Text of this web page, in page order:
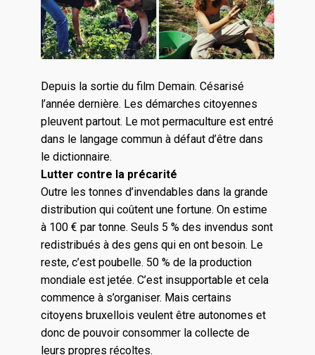
Depuis la sortie du film Demain. Césarisé
l’année dernière. Les démarches citoyennes
pleuvent partout. Le mot permaculture est entré
dans le langage commun à défaut d’être dans
le dictionnaire.
Lutter contre la précarité
Outre les tonnes d’invendables dans la grande
distribution qui coûtent une fortune. On estime
à 100 € par tonne. Seuls 5 % des invendus sont
redistribués à des gens qui en ont besoin. Le
reste, c’est poubelle. 50 % de la production
mondiale est jetée. C’est insupportable et cela
commence à s’organiser. Mais certains
citoyens bruxellois veulent être autonomes et
donc de pouvoir consommer la collecte de
leurs propres récoltes.